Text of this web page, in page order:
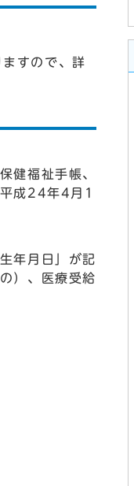
すので、詳
健福祉手帳、
成24年4月1
年月日」が記
）、医療受給